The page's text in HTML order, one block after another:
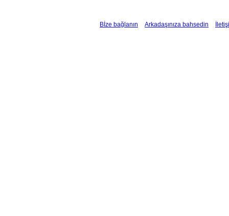
Bİze bağlanın Arkadaşınıza bahsedin